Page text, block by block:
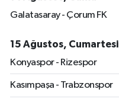
Galatasaray - Çorum FK
15 Ağustos, Cumartesi
Konyaspor - Rizespor
Kasımpaşa - Trabzonspor